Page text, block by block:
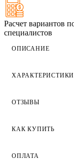
Расчет вариантов
специалистов
ОПИСАНИЕ
Облицовочный
завода Строма.
строительства.
ХАРАКТЕРИСТИКИ
Цвет
3,0-3,1
ОТЗЫВЫ
КАК КУПИТЬ
ОПЛАТА